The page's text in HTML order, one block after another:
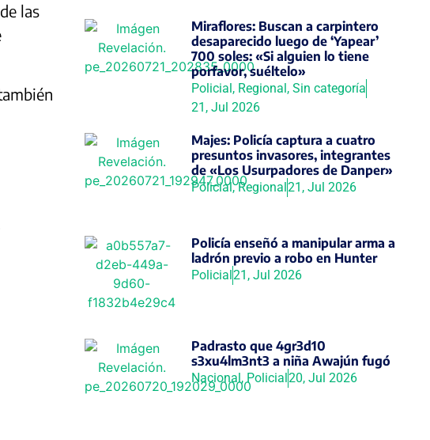
Miraflores: Buscan a carpintero
desaparecido luego de ‘Yapear’
700 soles: «Si alguien lo tiene
porfavor, suéltelo»
Policial, Regional, Sin categoría
21, Jul 2026
Majes: Policía captura a cuatro
presuntos invasores, integrantes
de «Los Usurpadores de Danper»
Policial,Regional21, Jul 2026
Policía enseñó a manipular arma a
ladrón previo a robo en Hunter
Policial21, Jul 2026
Padrasto que 4gr3d10
s3xu4lm3nt3 a niña Awajún fugó
Nacional,Policial20, Jul 2026
las